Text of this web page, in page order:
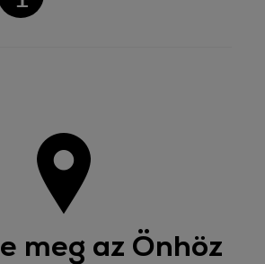
meg az Önhöz